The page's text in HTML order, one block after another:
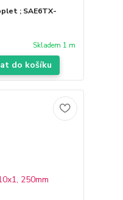
; SAE6TX-
Skladem 1 m
do košíku